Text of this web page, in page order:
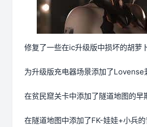
修复了一些在ic升级版中损坏的胡萝
为升级版充电器场景添加了Lovense
在贫民窟关卡中添加了隧道地图的早
在隧道地图中添加了FK-娃娃+小兵